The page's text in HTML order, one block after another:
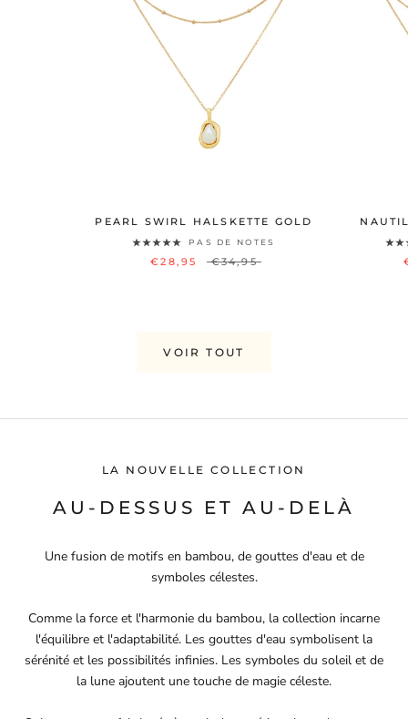
PEARL SWIRL HALSKETTE GOLD
PAS DE NOTES
€28,95 €34,95
VOIR TOUT
LA NOUVELLE COLLECTION
AU-DESSUS ET AU-DELÀ
Une fusion de motifs en bambou, de gouttes d'eau et de
symboles célestes.
Comme la force et l'harmonie du bambou, la collection incarne
l'équilibre et l'adaptabilité. Les gouttes d'eau symbolisent la
sérénité et les possibilités infinies. Les symboles du soleil et de
la lune ajoutent une touche de magie céleste.